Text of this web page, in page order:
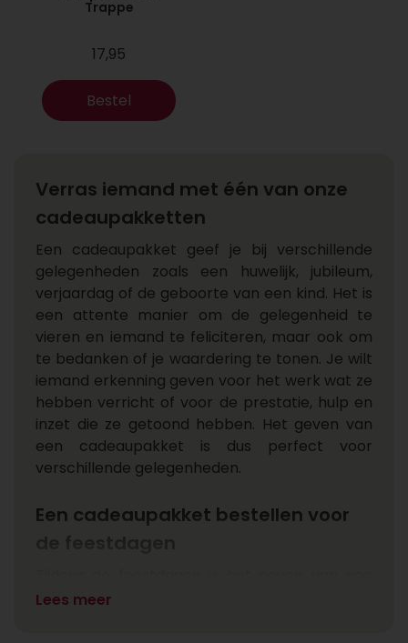
Trappe
17,95
Bestel
Verras iemand met één van onze
cadeaupakketten
Een cadeaupakket geef je bij verschillende
gelegenheden zoals een huwelijk, jubileum,
verjaardag of de geboorte van een kind. Het is
een attente manier om de gelegenheid te
vieren en iemand te feliciteren, maar ook om
te bedanken of je waardering te tonen. Je wilt
iemand erkenning geven voor het werk wat ze
hebben verricht of voor de prestatie, hulp en
inzet die ze getoond hebben. Het geven van
een cadeaupakket is dus perfect voor
verschillende gelegenheden.
Een cadeaupakket bestellen voor
cadeaupakket een veelvoorkomend gebaar.
Lees meer